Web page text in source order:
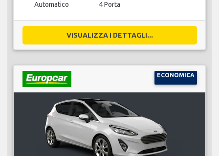
Automatico 4 Porta
VISUALIZZA I DETTAGLI...
ECONOMICA